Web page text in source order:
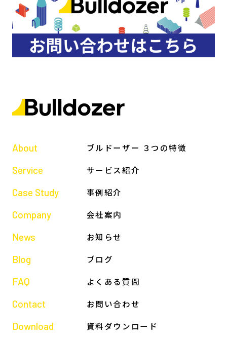
About ブルドーザー ３つの特徴
Service サービス紹介
Case Study 事例紹介
Company 会社案内
News お知らせ
Blog ブログ
FAQ よくある質問
Contact お問い合わせ
Download 資料ダウンロード